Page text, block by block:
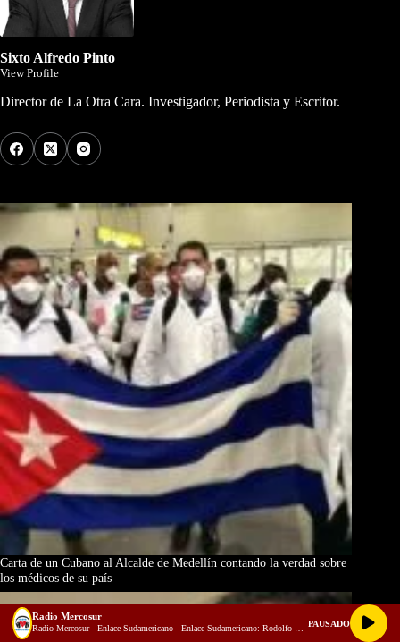
Sixto Alfredo Pinto
View Profile
Director de La Otra Cara. Investigador, Periodista y Escritor.
Carta de un Cubano al Alcalde de Medellín contando la verdad sobre
los médicos de su país
Radio Mercosur
PAUSADO